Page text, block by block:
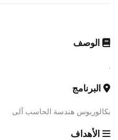
الوصف
.
البرنامج
بكالوريوس هندسة الحاسب آلى
الأهداف